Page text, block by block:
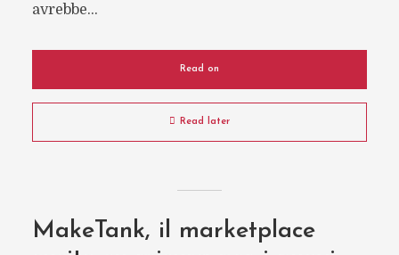
avrebbe...
Read on
Read later
MakeTank, il marketplace